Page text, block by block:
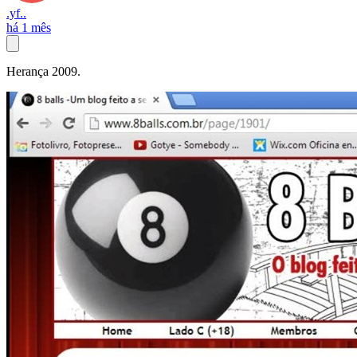
.yf..
há 1 mês
Herança 2009.